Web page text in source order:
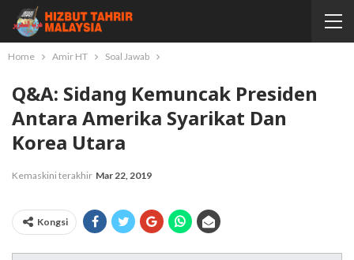
Home Amir HT Soal Jawab
Q&A: Sidang Kemuncak Presiden
Antara Amerika Syarikat Dan
Korea Utara
Kemaskini terakhir Mar 22, 2019
Kongsi